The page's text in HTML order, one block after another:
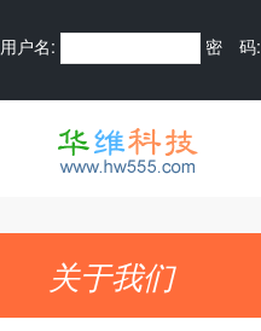
用户名: 密 码:
关于我们